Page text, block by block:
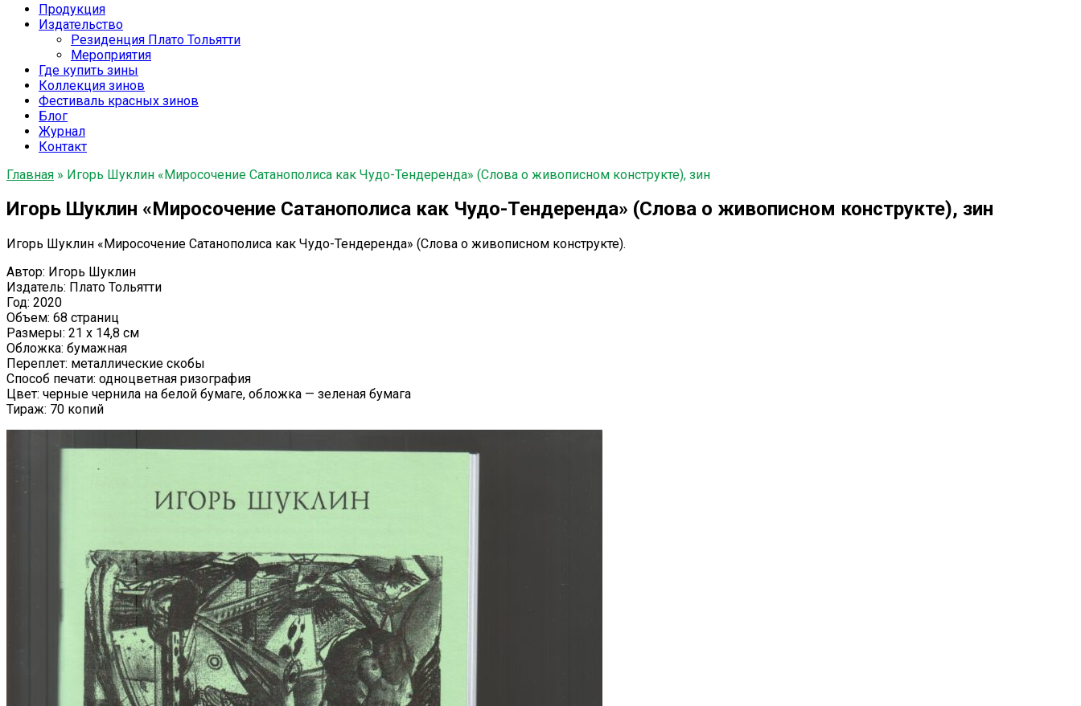
Продукция
Издательство
Резиденция Плато Тольятти
Мероприятия
Где купить зины
Коллекция зинов
Фестиваль красных зинов
Блог
Журнал
Контакт
Главная » Игорь Шуклин «Миросочение Сатанополиса как Чудо-Тендеренда» (Слова о живописном конструкте), зин
Игорь Шуклин «Миросочение Сатанополиса как Чудо-Тендеренда» (Слова о живописном конструкте), зин
Игорь Шуклин «Миросочение Сатанополиса как Чудо-Тендеренда» (Слова о живописном конструкте).
Автор: Игорь Шуклин
Издатель: Плато Тольятти
Год: 2020
Объем: 68 страниц
Размеры: 21 x 14,8 см
Обложка: бумажная
Переплет: металлические скобы
Способ печати: одноцветная ризография
Цвет: черные чернила на белой бумаге, обложка — зеленая бумага
Тираж: 70 копий